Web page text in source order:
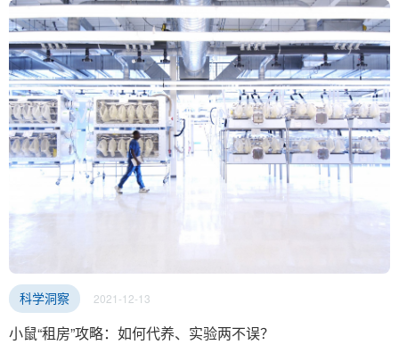
科学洞察 2021-12-13
小鼠“租房”攻略：如何代养、实验两不误？